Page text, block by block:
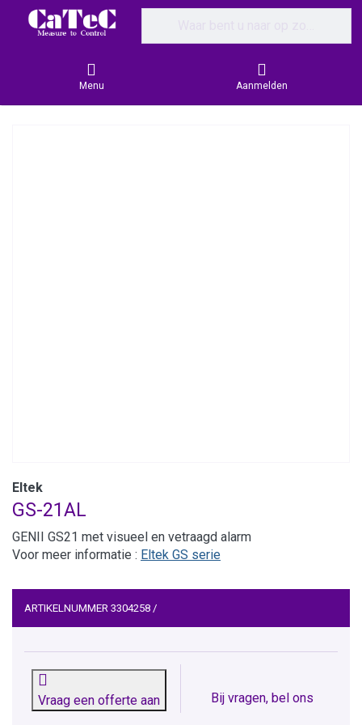
Menu Aanmelden
Eltek
GS-21AL
GENII GS21 met visueel en vetraagd alarm
Voor meer informatie : Eltek GS serie
ARTIKELNUMMER 3304258 /
Vraag een offerte aan Bij vragen, bel ons